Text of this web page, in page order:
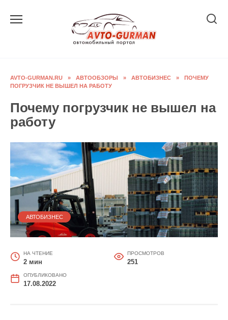
AVTO-GURMAN.RU » АВТООБЗОРЫ » АВТОБИЗНЕС »
ПОЧЕМУ
ПОГРУЗЧИК НЕ ВЫШЕЛ НА РАБОТУ
Почему погрузчик не вышел на
работу
АВТОБИЗНЕС
НА ЧТЕНИЕ
2 мин
ПРОСМОТРОВ
251
ОПУБЛИКОВАНО
17.08.2022